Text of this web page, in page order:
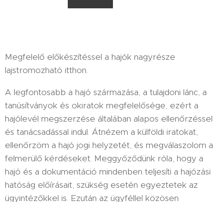
Megfelelő előkészítéssel a hajók nagyrésze
lajstromozható itthon.
A legfontosabb a hajó származása, a tulajdoni lánc, a
tanúsítványok és okiratok megfelelősége, ezért a
hajólevél megszerzése általában alapos ellenőrzéssel
és tanácsadással indul. Átnézem a külföldi iratokat,
ellenőrzöm a hajó jogi helyzetét, és megválaszolom a
felmerülő kérdéseket. Meggyőződünk róla, hogy a
hajó és a dokumentáció mindenben teljesíti a hajózási
hatóság előírásait, szükség esetén egyeztetek az
ügyintézőkkel is. Ezután az ügyféllel közösen